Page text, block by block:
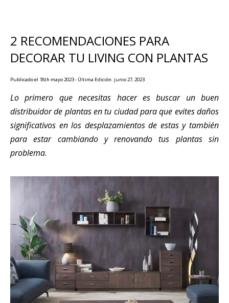
2 RECOMENDACIONES PARA
DECORAR TU LIVING CON PLANTAS
Publicado el 18th mayo 2023 - Última Edición: junio 27, 2023
Lo primero que necesitas hacer es buscar un buen
distribuidor de plantas en tu ciudad para que evites daños
significativos en los desplazamientos de estas y también
para estar cambiando y renovando tus plantas sin
problema.